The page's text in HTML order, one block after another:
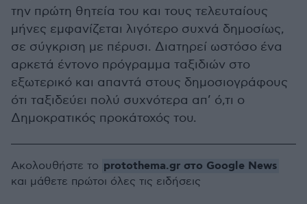
την πρώτη θητεία του και τους τελευταίους
μήνες εμφανίζεται λιγότερο συχνά δημοσίως,
σε σύγκριση με πέρυσι. Διατηρεί ωστόσο ένα
αρκετά έντονο πρόγραμμα ταξιδιών στο
εξωτερικό και απαντά στους δημοσιογράφους
ότι ταξιδεύει πολύ συχνότερα απ’ ό,τι ο
Δημοκρατικός προκάτοχός του.
Ακολουθήστε το protothema.gr στο Google News
και μάθετε πρώτοι όλες τις ειδήσεις